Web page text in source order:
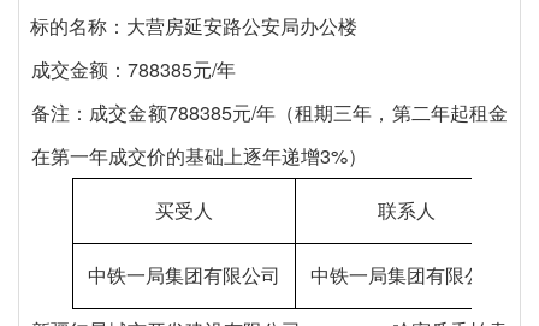
标的名称： 大营房延安路公安局办公楼
成交金额：788385元/年
备注：成交金额788385元/年（租期三年，第二年起租金
在第一年成交价的基础上逐年递增3%）
买受人 联系人
中铁一局集团有限公司 中铁一局集团有限公司